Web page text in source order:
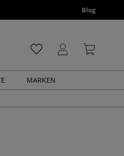
Blog
MARKEN